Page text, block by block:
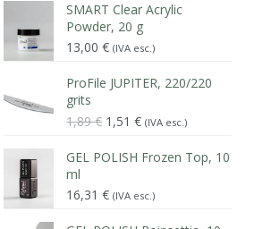
SMART Clear Acrylic
Powder, 20 g
13,00€ (IVA esc.)
ProFile JUPITER, 220/220
grits
1,89€ Il
originale
1,89 €.
1,51€Il
attuale
(IVA esc.)
GEL POLISH Frozen Top, 10
ml
16,31€ (IVA esc.)